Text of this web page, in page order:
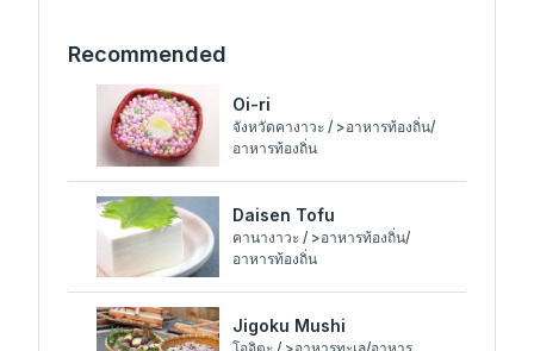
Recommended
Oi-ri
จังหวัดคางาวะ / >อาหารท้องถิ่น/
อาหารท้องถิ่น
Daisen Tofu
คานางาวะ / >อาหารท้องถิ่น/
อาหารท้องถิ่น
Jigoku Mushi